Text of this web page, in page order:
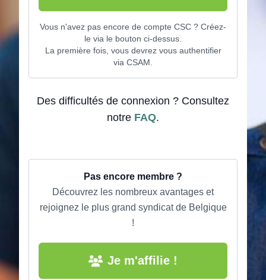
Vous n'avez pas encore de compte CSC ? Créez-
le via le bouton ci-dessus.
La première fois, vous devrez vous authentifier
via CSAM.
Des difficultés de connexion ? Consultez
notre FAQ.
Pas encore membre ?
Découvrez les nombreux avantages et
rejoignez le plus grand syndicat de Belgique
!
Je m'affilie !